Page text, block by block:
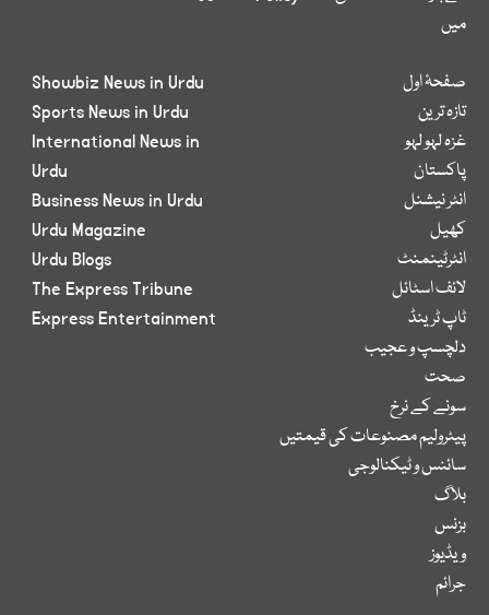
میں
صفحۂ اول
تازہ ترین
غزہ لہو لہو
پاکستان
انٹر نیشنل
کھیل
انٹرٹینمنٹ
لائف اسٹائل
ٹاپ ٹرینڈ
دلچسپ و عجیب
صحت
سونے کے نرخ
پیٹرولیم مصنوعات کی قیمتیں
سائنس و ٹیکنالوجی
بلاگ
بزنس
ویڈیوز
جرائم
Showbiz News in Urdu
Sports News in Urdu
International News in
Urdu
Business News in Urdu
Urdu Magazine
Urdu Blogs
The Express Tribune
Express Entertainment